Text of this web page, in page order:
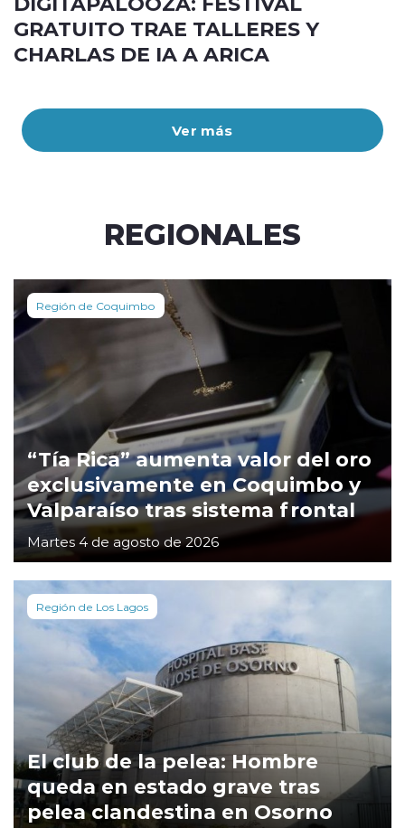
Ver más
GRATUITO TRAE TALLERES Y
CHARLAS DE IA A ARICA
REGIONALES
Región de Coquimbo
“Tía Rica” aumenta valor del oro
exclusivamente en Coquimbo y
Valparaíso tras sistema frontal
Martes 4 de agosto de 2026
Región de Los Lagos
El club de la pelea: Hombre
queda en estado grave tras
pelea clandestina en Osorno